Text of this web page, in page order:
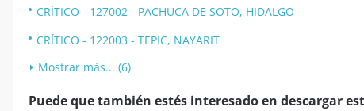
CRÍTICO - 127002 - PACHUCA DE SOTO, HIDALGO
CRÍTICO - 122003 - TEPIC, NAYARIT
Mostrar más... (6)
Puede que también estés interesado en descargar